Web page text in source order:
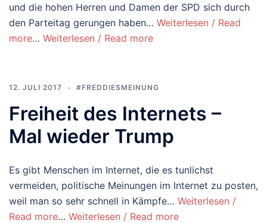
und die hohen Herren und Damen der SPD sich durch
den Parteitag gerungen haben… Weiterlesen / Read
more… Weiterlesen / Read more
12. JULI 2017 #FREDDIESMEINUNG
Freiheit des Internets –
Mal wieder Trump
Es gibt Menschen im Internet, die es tunlichst
vermeiden, politische Meinungen im Internet zu posten,
weil man so sehr schnell in Kämpfe… Weiterlesen /
Read more… Weiterlesen / Read more